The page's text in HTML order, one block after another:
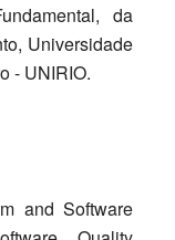
da
Universidade
- UNIRIO.
and Software